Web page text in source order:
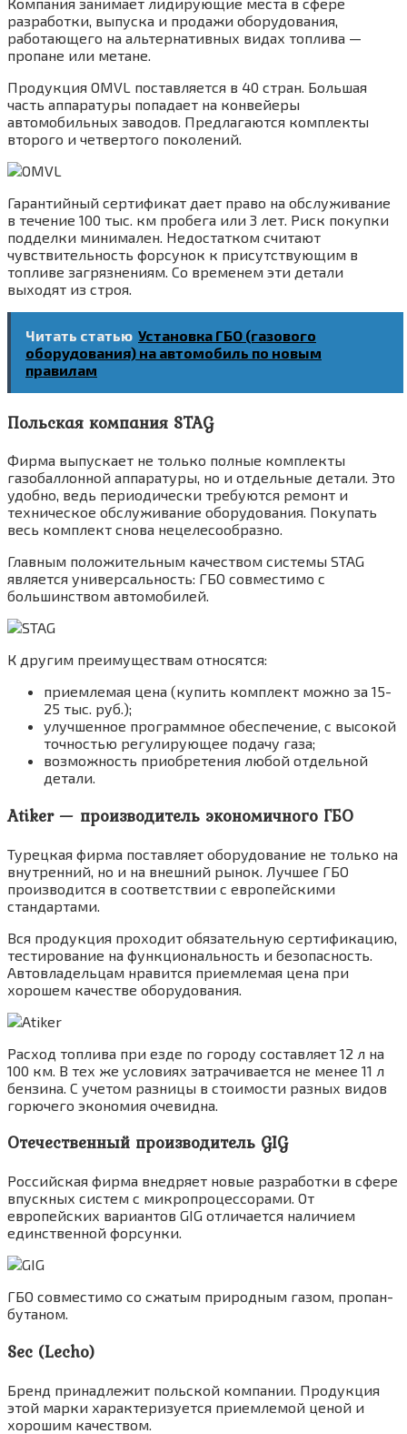
разработки, выпуска и продажи оборудования,
работающего на альтернативных видах топлива —
пропане или метане.
Продукция OMVL поставляется в 40 стран. Большая
часть аппаратуры попадает на конвейеры
автомобильных заводов. Предлагаются комплекты
второго и четвертого поколений.
Гарантийный сертификат дает право на обслуживание
в течение 100 тыс. км пробега или 3 лет. Риск покупки
подделки минимален. Недостатком считают
чувствительность форсунок к присутствующим в
топливе загрязнениям. Со временем эти детали
выходят из строя.
Читать статью Установка ГБО (газового
оборудования) на автомобиль по новым
правилам
Польская компания STAG
Фирма выпускает не только полные комплекты
газобаллонной аппаратуры, но и отдельные детали. Это
удобно, ведь периодически требуются ремонт и
техническое обслуживание оборудования. Покупать
весь комплект снова нецелесообразно.
Главным положительным качеством системы STAG
является универсальность: ГБО совместимо с
большинством автомобилей.
К другим преимуществам относятся:
приемлемая цена (купить комплект можно за 15-
25 тыс. руб.);
улучшенное программное обеспечение, с высокой
точностью регулирующее подачу газа;
возможность приобретения любой отдельной
детали.
Atiker — производитель экономичного ГБО
Турецкая фирма поставляет оборудование не только на
внутренний, но и на внешний рынок. Лучшее ГБО
производится в соответствии с европейскими
стандартами.
Вся продукция проходит обязательную сертификацию,
тестирование на функциональность и безопасность.
Автовладельцам нравится приемлемая цена при
хорошем качестве оборудования.
Расход топлива при езде по городу составляет 12 л на
100 км. В тех же условиях затрачивается не менее 11 л
бензина. С учетом разницы в стоимости разных видов
горючего экономия очевидна.
Отечественный производитель GIG
Российская фирма внедряет новые разработки в сфере
впускных систем с микропроцессорами. От
европейских вариантов GIG отличается наличием
единственной форсунки.
ГБО совместимо со сжатым природным газом, пропан-
бутаном.
Sec (Lecho)
Бренд принадлежит польской компании. Продукция
этой марки характеризуется приемлемой ценой и
хорошим качеством.